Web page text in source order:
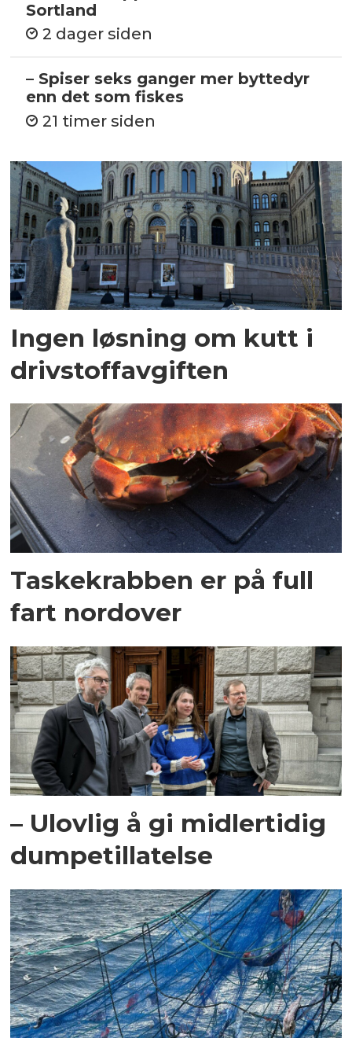
Sortland
2 dager siden
– Spiser seks ganger mer byttedyr
enn det som fiskes
21 timer siden
Ingen løsning om kutt i
drivstoffavgiften
Taskekrabben er på full
fart nordover
– Ulovlig å gi midlertidig
dumpetillatelse